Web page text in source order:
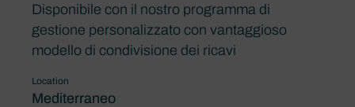
Disponibile con il nostro programma di
gestione personalizzato con vantaggioso
modello di condivisione dei ricavi
Location
Mediterraneo